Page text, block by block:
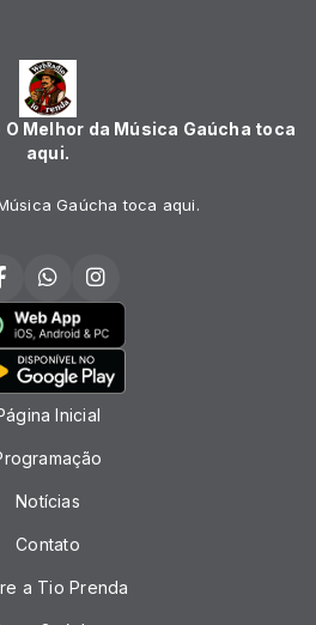
Melhor da Música Gaúcha toca
aqui.
Gaúcha toca aqui.
Inicial
Notícias
Contato
a Tio Prenda